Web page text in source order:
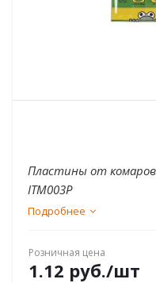
Пластины от
ITM003P
Подробнее
Розничная цена
1.12 руб./шт